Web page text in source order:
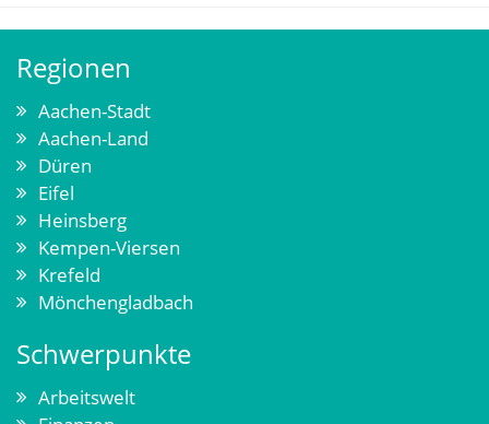
Regionen
Aachen-Stadt
Aachen-Land
Düren
Eifel
Heinsberg
Kempen-Viersen
Krefeld
Mönchengladbach
Schwerpunkte
Arbeitswelt